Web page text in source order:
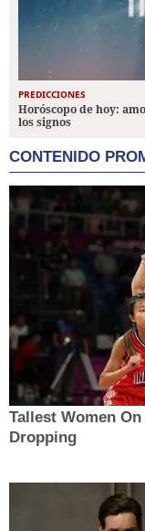
PREDICCIONES
Horóscopo de hoy:
los signos
CONTENIDO
Tallest Women
Dropping